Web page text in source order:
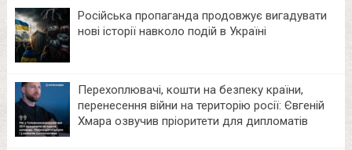
Російська пропаганда продовжує вигадувати
нові історії навколо подій в Україні
Перехоплювачі, кошти на безпеку країни,
перенесення війни на територію росії: Євгеній
Хмара озвучив пріоритети для дипломатів